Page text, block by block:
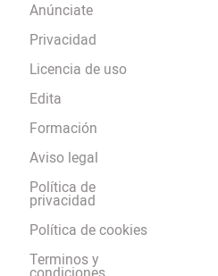
Anúnciate
Privacidad
Licencia de uso
Edita
Formación
Aviso legal
Política de
privacidad
Política de cookies
Terminos y